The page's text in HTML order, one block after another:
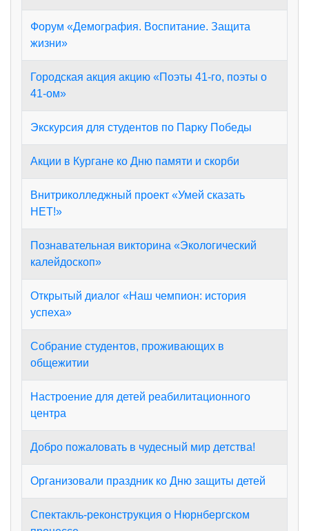
Форум «Демография. Воспитание. Защита
жизни»
Городская акция акцию «Поэты 41-го, поэты о
41-ом»
Экскурсия для студентов по Парку Победы
Акции в Кургане ко Дню памяти и скорби
Внитриколледжный проект «Умей сказать
НЕТ!»
Познавательная викторина «Экологический
калейдоскоп»
Открытый диалог «Наш чемпион: история
успеха»
Собрание студентов, проживающих в
общежитии
Настроение для детей реабилитационного
центра
Добро пожаловать в чудесный мир детства!
Организовали праздник ко Дню защиты детей
Спектакль-реконструкция о Нюрнбергском